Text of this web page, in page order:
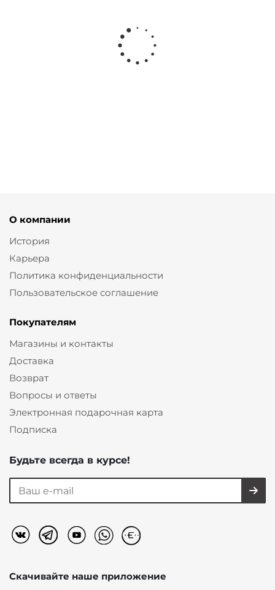
О компании
История
Карьера
Политика конфиденциальности
Пользовательское соглашение
Покупателям
Магазины и контакты
Доставка
Возврат
Вопросы и ответы
Электронная подарочная карта
Подписка
Будьте всегда в курсе!
Скачивайте наше приложение